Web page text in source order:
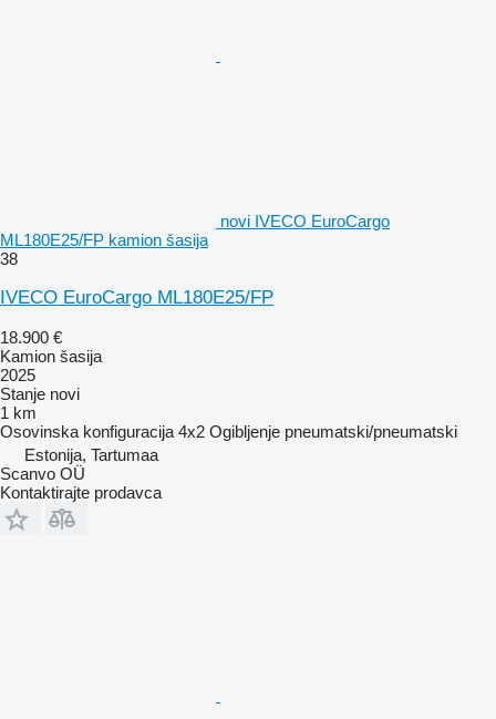
novi IVECO EuroCargo
ML180E25/FP kamion šasija
38
IVECO EuroCargo ML180E25/FP
18.900 €
Kamion šasija
2025
Stanje novi
1 km
Osovinska konfiguracija 4x2 Ogibljenje pneumatski/pneumatski
Estonija, Tartumaa
Scanvo OÜ
Kontaktirajte prodavca